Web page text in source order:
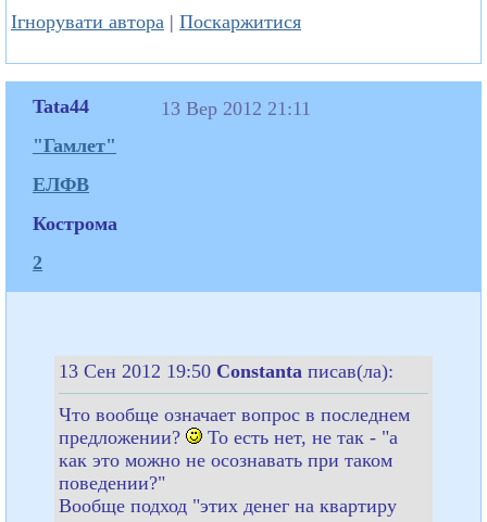
Ігнорувати автора | Поскаржитися
Tata44
"Гамлет"
ЕЛФВ
Кострома
2
13 Вер 2012 21:11
13 Сен 2012 19:50 Constanta писав(ла):
Что вообще означает вопрос в последнем
предложении?
То есть нет, не так - "а
как это можно не осознавать при таком
поведении?"
Вообще подход "этих денег на квартиру